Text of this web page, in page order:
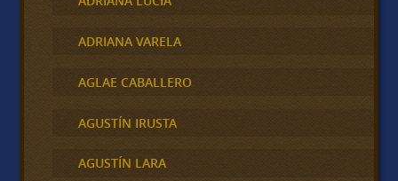
ADRIANA VARELA
AGLAE CABALLERO
AGUSTÍN IRUSTA
AGUSTÍN LARA